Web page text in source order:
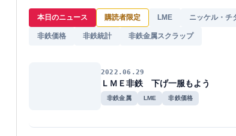
本日のニュース 購読者限定 LME ニッケル・チ
非鉄価格 非鉄統計 非鉄金属スクラップ
2022.06.29
ＬＭＥ非鉄 下げ一服もよう
非鉄金属 LME 非鉄価格